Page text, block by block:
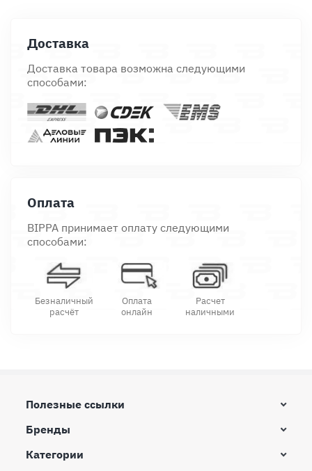
Доставка
Доставка товара возможна следующими
способами:
Оплата
BIPPA принимает оплату следующими
способами:
Безналичный
расчёт
Оплата
онлайн
Расчет
наличными
Полезные ссылки
Бренды
Категории